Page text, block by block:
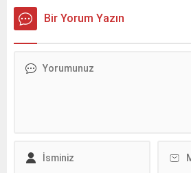
ziyaret kapsamında, iki ülke
arasındaki parlamentolar
konularını ele almak üzere
başkan, baş başa ve...
Bir Yorum Yazın